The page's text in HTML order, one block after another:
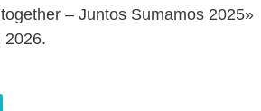
– Juntos Sumamos 2025»
2026.